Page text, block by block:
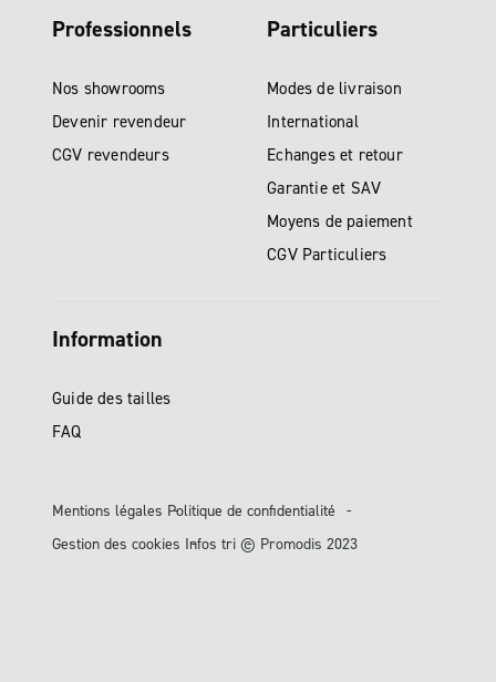
Professionnels
Nos showrooms
Devenir revendeur
CGV revendeurs
Particuliers
Modes de livraison
International
Echanges et retour
Garantie et SAV
Moyens de paiement
CGV Particuliers
Information
Guide des tailles
FAQ
Mentions légales Politique de confidentialité
Gestion des cookies Infos tri © Promodis 2023